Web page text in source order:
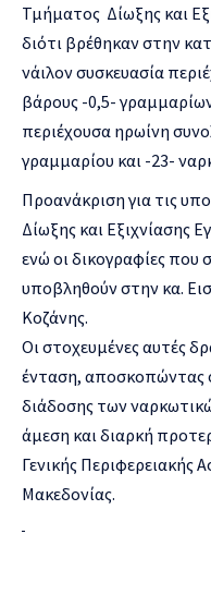
Τμήματος Δίωξης και
διότι βρέθηκαν στην
νάιλον συσκευασία
βάρους -0,5-
περιέχουσα ηρωίνη
γραμμαρίου και -23-
Προανάκριση για τις
Δίωξης και Εξιχνίασης
ενώ οι δικογραφίες που
υποβληθούν στην κα.
Κοζάνης.
Οι στοχευμένες αυτές
ένταση, αποσκοπώντας
διάδοσης των
άμεση και διαρκή
Γενικής Περιφερειακής
Μακεδονίας.